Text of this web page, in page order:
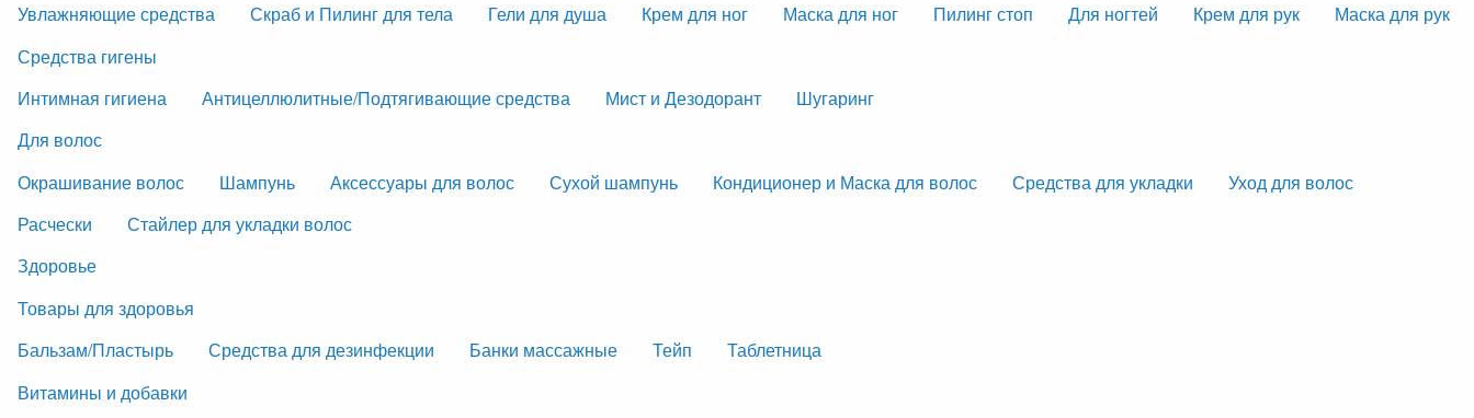
Увлажняющие средства
Скраб и Пилинг для тела Гели для душа
Крем для ног
Маска для ног Пилинг стоп
Для ногтей
Крем для рук
Маска для рук
Средства гигены
Интимная гигиена
Антицеллюлитные/Подтягивающие средства Мист и Дезодорант
Шугаринг
Для волос
Окрашивание волос
Шампунь Аксессуары для волос Сухой шампунь Кондиционер и Маска для волос Средства для укладки
Уход для волос
Расчески
Стайлер для укладки волос
Здоровье
Товары для здоровья
Бальзам/Пластырь
Средства для дезинфекции Банки массажные Тейп
Таблетница
Витамины и добавки